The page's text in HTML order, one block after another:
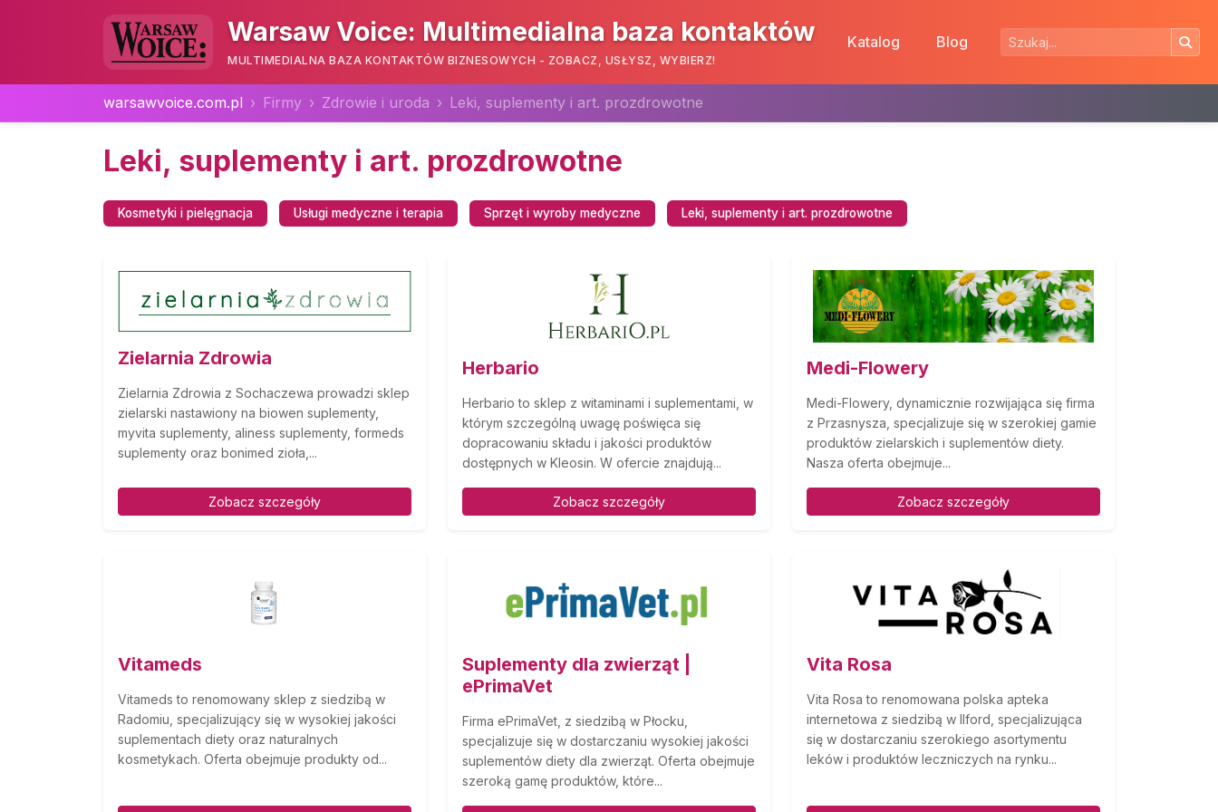
Warsaw Voice: Multimedialna baza kontaktów
MULTIMEDIALNA BAZA KONTAKTÓW BIZNESOWYCH - ZOBACZ, USŁYSZ, WYBIERZ!
Katalog Blog
warsawvoice.com.pl Firmy Zdrowie i uroda Leki, suplementy i art. prozdrowotne
Leki, suplementy i art. prozdrowotne
Kosmetyki i pielęgnacja Usługi medyczne i terapia Sprzęt i wyroby medyczne Leki, suplementy i art. prozdrowotne
Zielarnia Zdrowia
Zielarnia Zdrowia z Sochaczewa prowadzi sklep
zielarski nastawiony na biowen suplementy,
myvita suplementy, aliness suplementy, formeds
suplementy oraz bonimed zioła,...
Zobacz szczegóły
Herbario
Herbario to sklep z witaminami i suplementami, w
którym szczególną uwagę poświęca się
dopracowaniu składu i jakości produktów
dostępnych w Kleosin. W ofercie znajdują...
Zobacz szczegóły
Medi-Flowery
Medi-Flowery, dynamicznie rozwijająca się firma
z Przasnysza, specjalizuje się w szerokiej gamie
produktów zielarskich i suplementów diety.
Nasza oferta obejmuje...
Zobacz szczegóły
Vitameds
Vitameds to renomowany sklep z siedzibą w
Radomiu, specjalizujący się w wysokiej jakości
suplementach diety oraz naturalnych
kosmetykach. Oferta obejmuje produkty od...
Suplementy dla zwierząt |
ePrimaVet
Firma ePrimaVet, z siedzibą w Płocku,
specjalizuje się w dostarczaniu wysokiej jakości
suplementów diety dla zwierząt. Oferta obejmuje
szeroką gamę produktów, które...
Vita Rosa
Vita Rosa to renomowana polska apteka
internetowa z siedzibą w Ilford, specjalizująca
się w dostarczaniu szerokiego asortymentu
leków i produktów leczniczych na rynku...